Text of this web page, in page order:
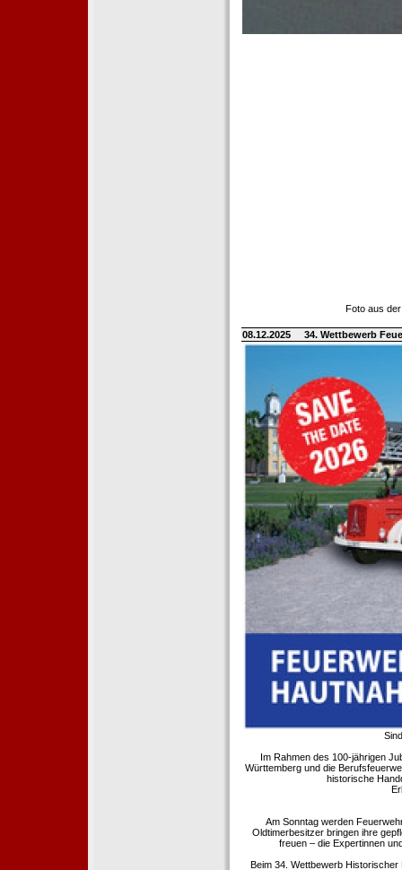
Foto aus
08.12.2025 34. Wettbewerb
Im Rahmen des 100-jährigen
Württemberg und die
historische
Am Sonntag werden
Oldtimerbesitzer bringen ihre
freuen – die Expertinnen
Beim 34. Wettbewerb